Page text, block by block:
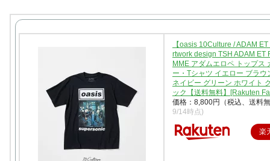
【oasis 10Culture / ADAM ET
rtwork design TSH ADAM ET
MME アダムエロペ トップス
ー・Tシャツ イエロー ブラウ
ネイビー グリーン ホワイト
ック【送料無料】[Rakuten
価格：8,800円（税込、送料
9/14時点)
楽